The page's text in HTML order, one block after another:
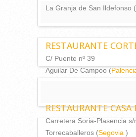
La Granja de San Ildefonso (
RESTAURANTE
C/ Puente nº 39
Aguilar De Campoo (
RESTAURANTE CASA
Carretera Soria-Plasencia s/
Torrecaballeros (Segovia )